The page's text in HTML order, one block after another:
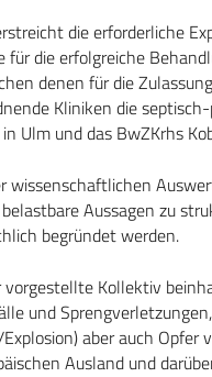
die erforderliche
für die erfolgreiche
denen für die
Kliniken die
Ulm und das BwZKrhs
wissenschaftlichen
Aussagen zu
begründet werden.
vorgestellte Kollektiv
und
aber auch
Ausland und